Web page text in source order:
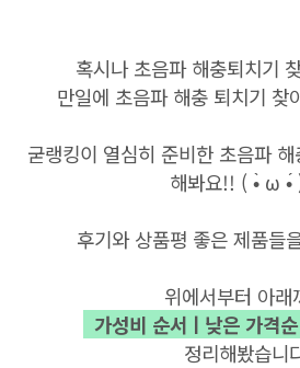
혹시나 초음파 해충퇴치기
만일에 초음파 해충 퇴치기 찾
굳랭킹이 열심히 준비한 초음파
해봐요!! ( •̀ ω
후기와 상품평 좋은 제품들
위에서부터 아래
가성비 순서ㅣ낮은 가격
정리해봤습니